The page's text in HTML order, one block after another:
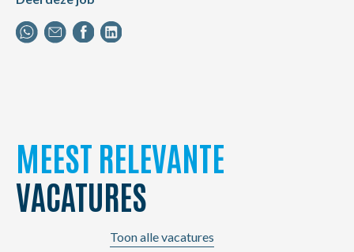
MEEST RELEVANTE
VACATURES
Toon alle vacatures